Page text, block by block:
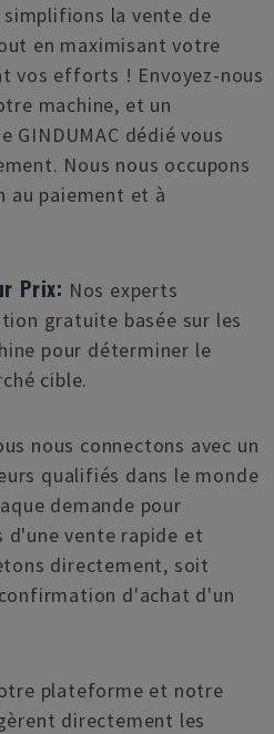
simplifions la vente de
en maximisant votre
vos efforts ! Envoyez-nous
machine, et un
GINDUMAC dédié vous
Nous nous occupons
au paiement et à
Prix: Nos experts
gratuite basée sur les
pour déterminer le
cible.
nous connectons avec un
qualifiés dans le monde
demande pour
d'une vente rapide et
directement, soit
d'achat d'un
plateforme et notre
directement les